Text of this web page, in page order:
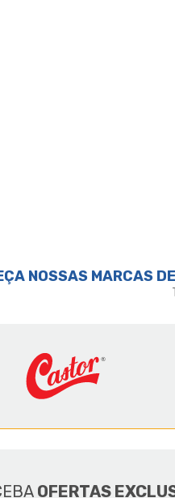
NOSSAS MARCAS DE
SOBRE A
OFERTAS